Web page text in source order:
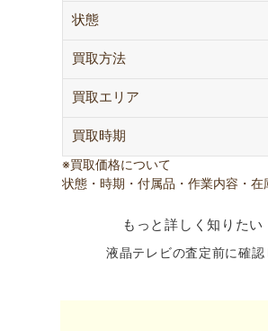
状態
買取方法
買取エリア
買取時期
※買取価格について
状態・時期・付属品・作業内容・
もっと詳しく知りたい
液晶テレビの査定前に確認